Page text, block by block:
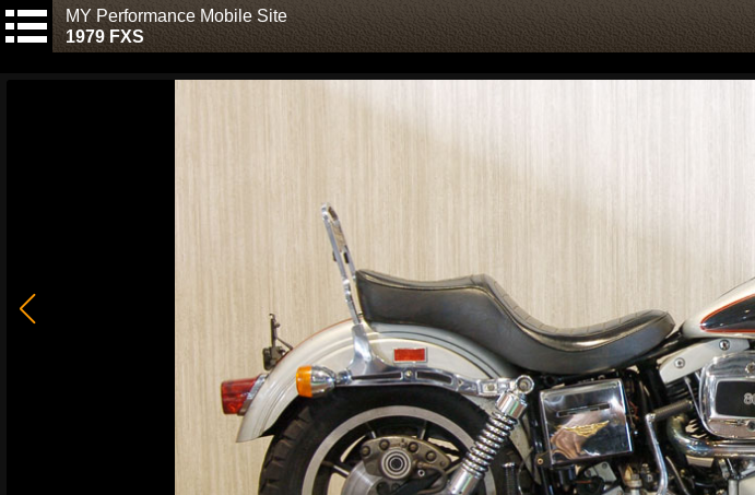
MY Performance Mobile Site
1979 FXS